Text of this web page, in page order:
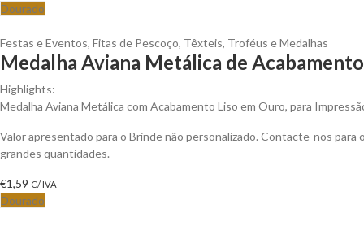
Dourado
Festas e Eventos, Fitas de Pescoço, Têxteis, Troféus e Medalhas
Medalha Aviana Metálica de
Highlights:
Medalha Aviana Metálica com Acabamento Liso em Ouro, para
Valor apresentado para o Brinde não personalizado. Contacte-nos
grandes quantidades.
€1,59 C/ IVA
Dourado